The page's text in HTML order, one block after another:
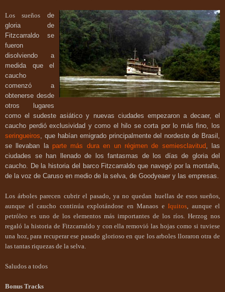
Los sueños de
gloria de
Fitzcarraldo se
fueron
disolviendo a
medida que el
caucho
comenzó a
obtenerse desde
otros lugares
como el sudeste asiático y nuevas ciudades empezaron a decaer, el
caucho perdió exclusividad y como el hilo se corta por lo más fino, los
seringueiros, que habían emigrado principalmente del nordeste de Brasil,
se llevaban la parte más dura en un régimen de semiesclavitud, las
ciudades se han llenado de los fantasmas de los días de gloria del
caucho. De la historia del barco Fitzcarraldo que navegó por la montaña,
de la voz de Caruso en medio de la selva, de Goodyeaer y las empresas.
Los árboles parecen cubrir el pasado, ya no quedan huellas de esos sueños,
aunque el caucho continúa explotándose en Manaos e Iquitos, aunque el
petróleo es uno de los elementos más importantes de los ríos. Herzog nos
regaló la historia de Fitzcarraldo y con ella removió las hojas como si tuviese
una hoz, para recuperar ese pasado glorioso en que los arboles lloraron otra de
las tantas riquezas de la selva.
Saludos a todos
Bonus Tracks